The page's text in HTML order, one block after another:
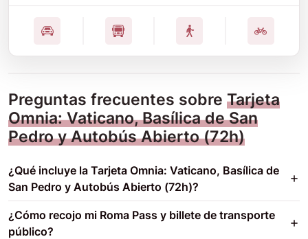
Preguntas frecuentes sobre Tarjeta
Omnia: Vaticano, Basílica de San
Pedro y Autobús Abierto (72h)
¿Qué incluye la Tarjeta Omnia: Vaticano, Basílica de
San Pedro y Autobús Abierto (72h)?
¿Cómo recojo mi Roma Pass y billete de transporte
público?